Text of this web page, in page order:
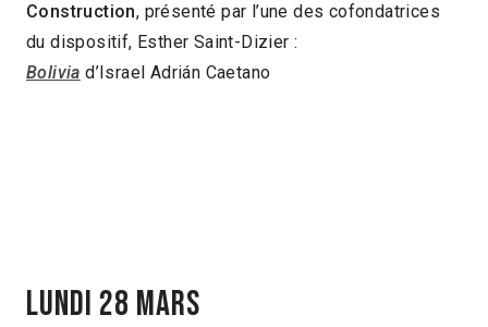
Construction, présenté par l’une des cofondatrices
du dispositif, Esther Saint-Dizier :
Bolivia d’Israel Adrián Caetano
LUNDI 28 MARS